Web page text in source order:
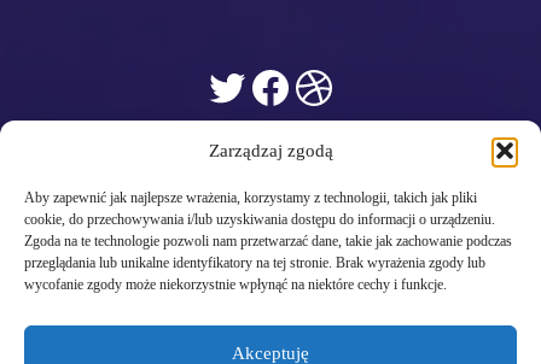
Zarządzaj zgodą
Aby zapewnić jak najlepsze wrażenia, korzystamy z technologii, takich jak pliki
cookie, do przechowywania i/lub uzyskiwania dostępu do informacji o urządzeniu.
Zgoda na te technologie pozwoli nam przetwarzać dane, takie jak zachowanie podczas
przeglądania lub unikalne identyfikatory na tej stronie. Brak wyrażenia zgody lub
wycofanie zgody może niekorzystnie wpłynąć na niektóre cechy i funkcje.
Akceptuję
Twitter
Facebook
Dribbble